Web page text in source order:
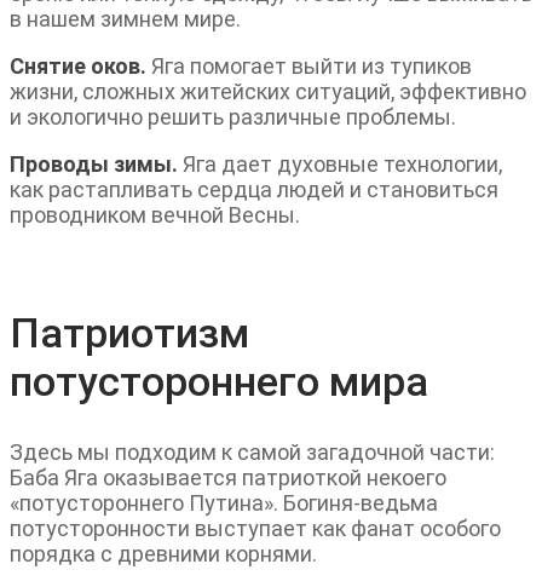
в нашем зимнем мире.
Снятие оков. Яга помогает выйти из тупиков
жизни, сложных житейских ситуаций, эффективно
и экологично решить различные проблемы.
Проводы зимы. Яга дает духовные технологии,
как растапливать сердца людей и становиться
проводником вечной Весны.
Патриотизм
потустороннего мира
Здесь мы подходим к самой загадочной части:
Баба Яга оказывается патриоткой некоего
«потустороннего Путина». Богиня-ведьма
потусторонности выступает как фанат особого
порядка с древними корнями.